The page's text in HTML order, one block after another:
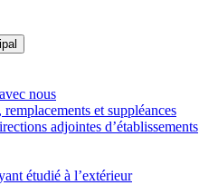
nous
remplacements et suppléances
adjointes d’établissements
étudié à l’extérieur